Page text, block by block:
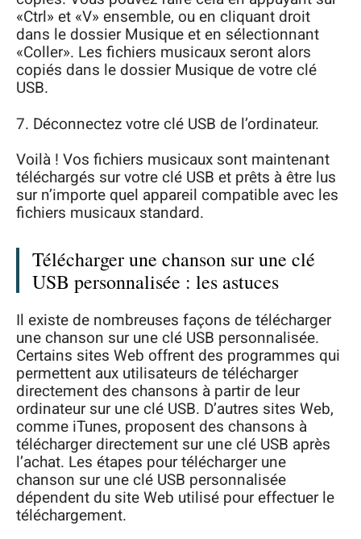
«Ctrl» et «V» ensemble, ou en cliquant droit
dans le dossier Musique et en sélectionnant
«Coller». Les fichiers musicaux seront alors
copiés dans le dossier Musique de votre clé
USB.
7. Déconnectez votre clé USB de l’ordinateur.
Voilà ! Vos fichiers musicaux sont maintenant
téléchargés sur votre clé USB et prêts à être lus
sur n’importe quel appareil compatible avec les
fichiers musicaux standard.
Télécharger une chanson sur une clé
USB personnalisée : les astuces
Il existe de nombreuses façons de télécharger
une chanson sur une clé USB personnalisée.
Certains sites Web offrent des programmes qui
permettent aux utilisateurs de télécharger
directement des chansons à partir de leur
ordinateur sur une clé USB. D’autres sites Web,
comme iTunes, proposent des chansons à
télécharger directement sur une clé USB après
l’achat. Les étapes pour télécharger une
chanson sur une clé USB personnalisée
dépendent du site Web utilisé pour effectuer le
téléchargement.